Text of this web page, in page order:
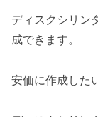
ディスクシリン
成できます。
安価に作成した